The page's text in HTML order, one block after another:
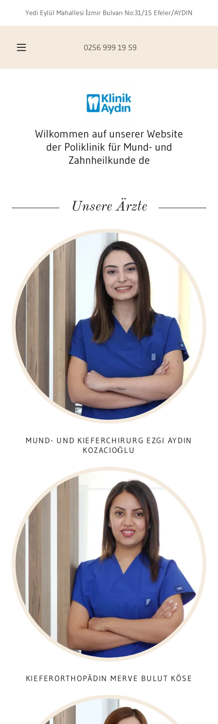
Yedi Eylül Mahallesi İzmir Bulvarı No:31/15 Efeler/AYDIN
0256 999 19 59
Wilkommen auf unserer Website
der Poliklinik für Mund- und
Zahnheilkunde de
Unsere Ärzte
MUND- UND KIEFERCHIRURG EZGI AYDIN
KOZACIOĞLU
KIEFERORTHOPÄDIN MERVE BULUT KÖSE